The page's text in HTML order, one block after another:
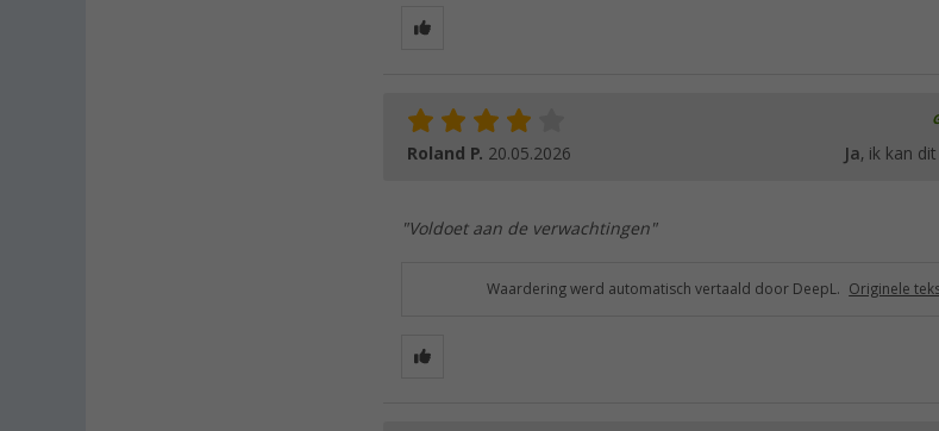
Roland P. 20.05.2026 Ja, ik kan
"Voldoet aan de verwachtingen"
Waardering werd automatisch vertaald door DeepL. Originele